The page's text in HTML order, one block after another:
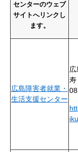
センターのウェブ
サイトへリンクし
ます。
広島障害者就業・
生活支援センター
寿